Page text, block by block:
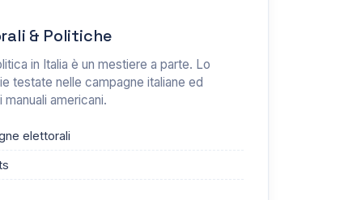
& Politiche
in Italia è un mestiere a parte. Lo
testate nelle campagne italiane ed
americani.
elettorali